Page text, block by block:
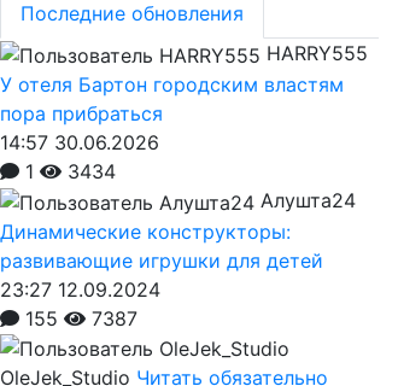
Последние обновления
HARRY555
У отеля Бартон городским властям
пора прибраться
14:57 30.06.2026
1
3434
Алушта24
Динамические конструкторы:
развивающие игрушки для детей
23:27 12.09.2024
155
7387
OleJek_Studio Читать обязательно